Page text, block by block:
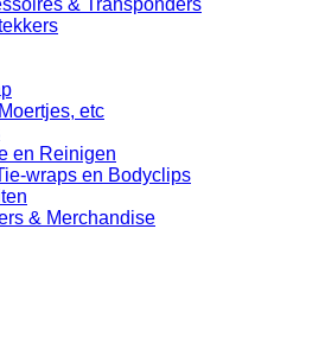
& Transponders
etc
en Reinigen
wraps en Bodyclips
& Merchandise